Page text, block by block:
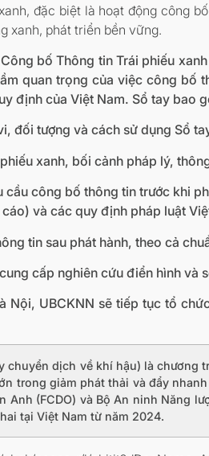
đặc biệt là hoạt động công
xanh, phát triển bền vững.
bố Thông tin Trái phiếu
quan trọng của việc công
định của Việt Nam. Sổ tay bao
đối tượng và cách sử dụng Sổ
xanh, bối cảnh pháp lý,
công bố thông tin trước khi
và các quy định pháp luật
tin sau phát hành, theo cả
cấp nghiên cứu điển hình
Nội, UBCKNN sẽ tiếp tục tổ
chuyển dịch về khí hậu) là
trong giảm phát thải và đẩy
(FCDO) và Bộ An ninh Năng
tại Việt Nam từ năm 2024.